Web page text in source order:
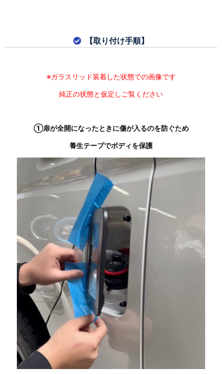
【取り付け手順】
※ガラスリッド装着した状態での画像です
純正の状態と仮定しご覧ください
①扉が全開になったときに傷が入るのを防ぐため
養生テープでボディを保護